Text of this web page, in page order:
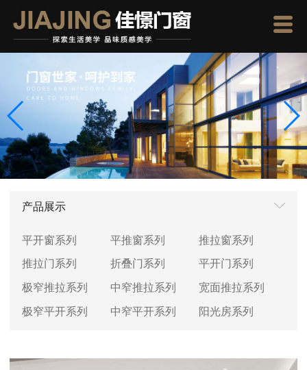
产品展示
平开窗系列 平推窗系列
推拉窗系列
推拉门系列
折叠门系列
平开门系列
极窄推拉系列
中窄推拉系列
宽面推拉系列
极窄平开系列
中窄平开系列 阳光房系列